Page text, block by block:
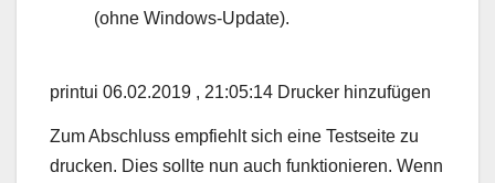
(ohne Windows-Update).
printui 06.02.2019 , 21:05:14 Drucker hinzufügen
Zum Abschluss empfiehlt sich eine Testseite zu
drucken. Dies sollte nun auch funktionieren. Wenn